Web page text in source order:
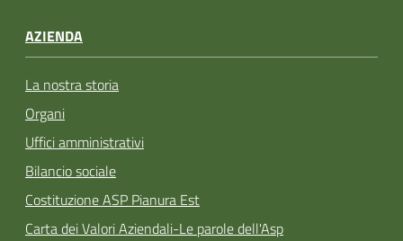
AZIENDA
La nostra storia
Organi
Uffici amministrativi
Bilancio sociale
Costituzione ASP Pianura Est
Carta dei Valori Aziendali-Le parole dell'Asp